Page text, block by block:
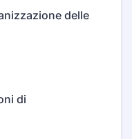
delle
di